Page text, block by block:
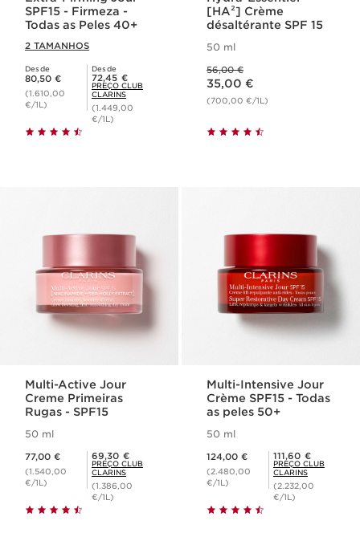
SPF15 - Firmeza -
Todas as Peles 40+
2 TAMANHOS
Desde
Preço atual 80,50 €
80,50 €
(1.610,00
€/1L)
Desde
Preço Club Clarins 72,45 €
72,45 €
PREÇO CLUB
CLARINS
(1.449,00
€/1L)
[HA²] Crème
désaltérante SPF 15
50 ml
56,00 €
Preço atual 35,00 €
35,00 €
(700,00 €/1L)
Multi-Active Jour
Creme Primeiras
Rugas - SPF15
50 ml
77,00 €
(1.540,00
€/1L)
Preço Club Clarins 69,30 €
69,30 €
PREÇO CLUB
CLARINS
(1.386,00
€/1L)
Multi-Intensive Jour
Crème SPF15 - Todas
as peles 50+
50 ml
124,00 €
(2.480,00
€/1L)
Preço Club Clarins 111,60 €
111,60 €
PREÇO CLUB
CLARINS
(2.232,00
€/1L)